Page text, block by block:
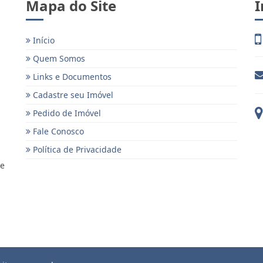
Mapa do Site
Início
Quem Somos
Links e Documentos
Cadastre seu Imóvel
Pedido de Imóvel
Fale Conosco
Política de Privacidade